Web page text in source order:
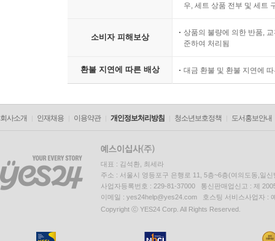
우, 세트 상품 전부 및 세트
소비자 피해보상
상품의 불량에 의한 반품,
준하여 처리됨
환불 지연에 따른 배상 대금 환불 및 환불 지연에
회사소개 인재채용 이용약관 개인정보처리방침 청소년보호정책 도서홍보안내
대표 : 김석환, 최세라
주소 : 서울시 영등포구 은행로 11, 5층~6층(여의도동,일신
사업자등록번호 : 229-81-37000 통신판매업신고 : 제
이메일 : yes24help@yes24.com 호스팅 서비스사업자 :
Copyright ⓒ YES24 Corp. All Rights Reserved.